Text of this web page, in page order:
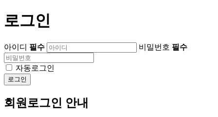
로그인
아이디 필수 비밀번호 필수
자동로그인
로그인
회원로그인 안내